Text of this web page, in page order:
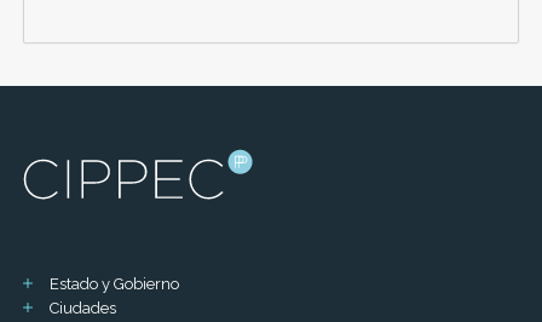
Estado y Gobierno
Ciudades